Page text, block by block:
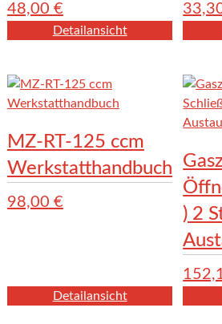
48,00 €
Detailansicht
MZ-RT-125 ccm
Werkstatthandbuch
98,00 €
Detailansicht
) 2